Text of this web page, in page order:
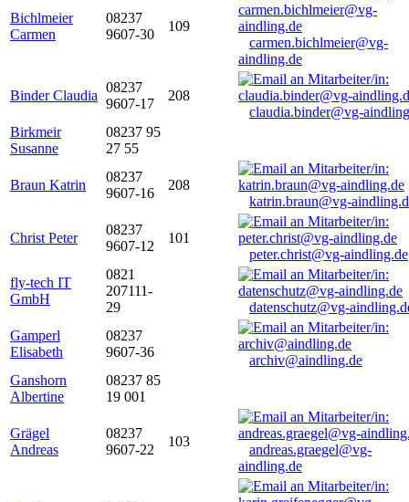
Bichlmeier
Carmen
08237
9607-30
109
carmen.bichlmeier@vg-
aindling.de
Binder Claudia
08237
9607-17
208
claudia.binder@vg-
Birkmeir
Susanne
08237 95
27 55
Braun Katrin
08237
9607-16
208
katrin.braun@vg-
Christ Peter
08237
9607-12
101
peter.christ@vg-aindling.de
fly-tech IT
GmbH
0821
207111-
29
datenschutz@vg-
Gamperl
Elisabeth
08237
9607-36
archiv@aindling.de
Ganshorn
Albertine
08237 85
19 001
Grägel
Andreas
08237
9607-22
103
andreas.graegel@vg-
aindling.de